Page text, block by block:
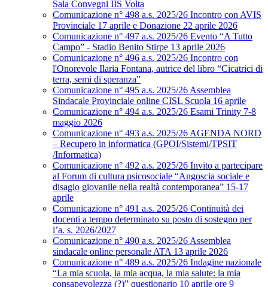
Sala Convegni IIS Volta
Comunicazione n° 498 a.s. 2025/26 Incontro con AVIS
Provinciale 17 aprile e Donazione 22 aprile 2026
Comunicazione n° 497 a.s. 2025/26 Evento “A Tutto
Campo” - Stadio Benito Stirpe 13 aprile 2026
Comunicazione n° 496 a.s. 2025/26 Incontro con
l'Onorevole Ilaria Fontana, autrice del libro “Cicatrici di
terra, semi di speranza”
Comunicazione n° 495 a.s. 2025/26 Assemblea
Sindacale Provinciale online CISL Scuola 16 aprile
Comunicazione n° 494 a.s. 2025/26 Esami Trinity 7-8
maggio 2026
Comunicazione n° 493 a.s. 2025/26 AGENDA NORD
– Recupero in informatica (GPOI/Sistemi/TPSIT
/Informatica)
Comunicazione n° 492 a.s. 2025/26 Invito a partecipare
al Forum di cultura psicosociale “Angoscia sociale e
disagio giovanile nella realtà contemporanea” 15-17
aprile
Comunicazione n° 491 a.s. 2025/26 Continuità dei
docenti a tempo determinato su posto di sostegno per
l’a. s. 2026/2027
Comunicazione n° 490 a.s. 2025/26 Assemblea
sindacale online personale ATA 13 aprile 2026
Comunicazione n° 489 a.s. 2025/26 Indagine nazionale
“La mia scuola, la mia acqua, la mia salute: la mia
consapevolezza (?)” questionario 10 aprile ore 9